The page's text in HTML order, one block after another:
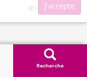
Recherche
J'accepte